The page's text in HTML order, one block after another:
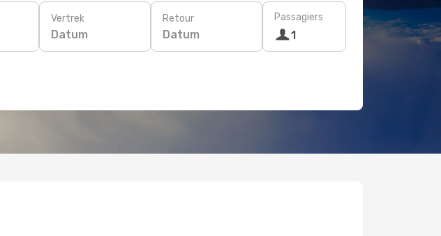
Vertrek
Datum
Retour
Datum
Passagiers
1